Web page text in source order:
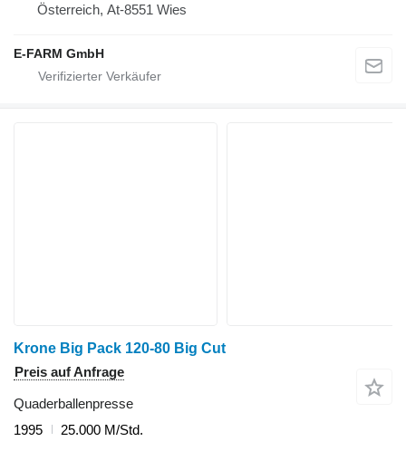
Österreich, At-8551 Wies
E-FARM GmbH
Krone Big Pack 120-80 Big Cut
Preis auf Anfrage
Quaderballenpresse
1995
25.000 M/Std.